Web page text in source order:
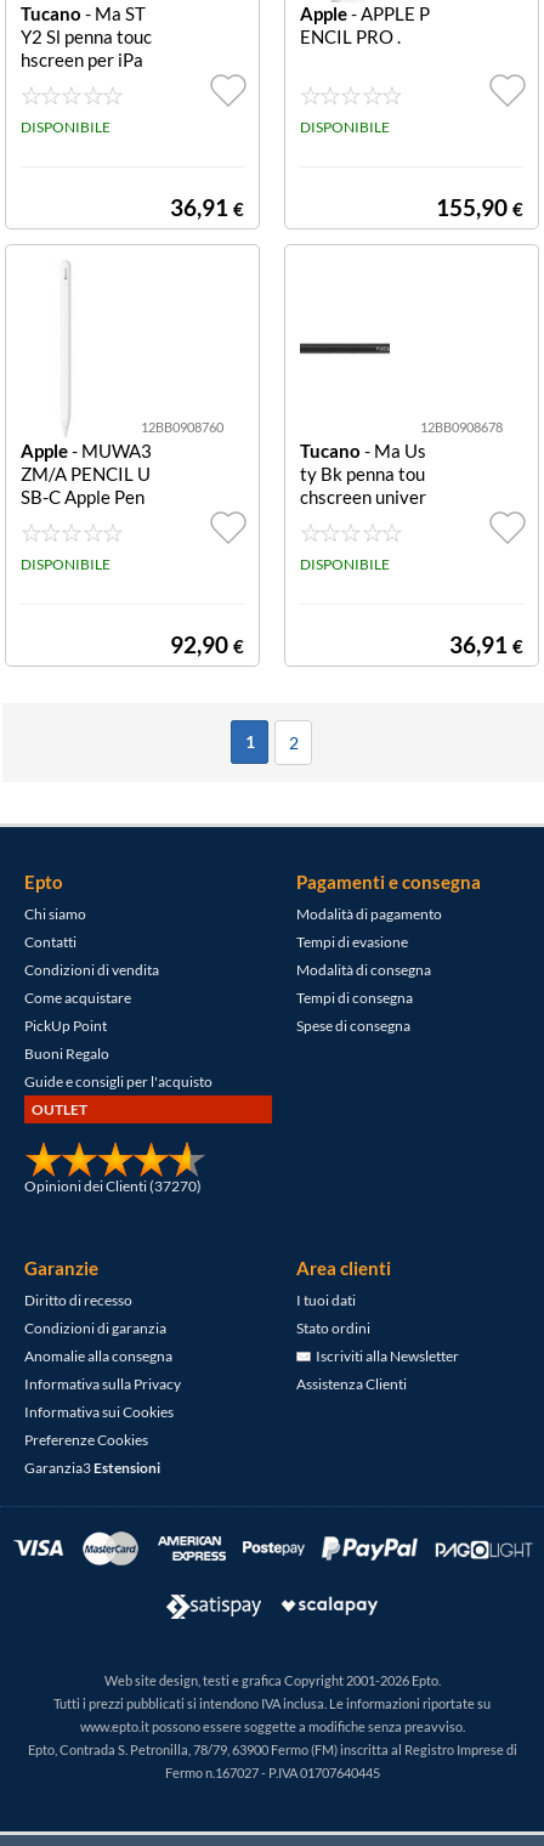
Tucano - Ma ST
Y2 Sl penna touc
hscreen per iPa
d 2
DISPONIBILE
36,91 €
Apple- APPLE P
ENCIL PRO .
DISPONIBILE
155,90 €
12BB0908760
Apple- MUWA3
ZM/A PENCIL U
SB-C Apple Pen
cil (USB-C)
DISPONIBILE
92,90 €
12BB0908678
Tucano - Ma Us
ty Bk penna tou
chscreen univer
sale Universal
DISPONIBILE
36,91 €
1 2
Epto
Chi siamo
Contatti
Condizioni di vendita
Come acquistare
PickUp Point
Buoni Regalo
Guide e consigli per l'acquisto
OUTLET
Opinioni dei Clienti (37270)
Pagamenti e consegna
Modalità di pagamento
Tempi di evasione
Modalità di consegna
Tempi di consegna
Spese di consegna
Garanzie
Diritto di recesso
Condizioni di garanzia
Anomalie alla consegna
Informativa sulla Privacy
Informativa sui Cookies
Preferenze Cookies
Garanzia3Estensioni
Area clienti
I tuoi dati
Stato ordini
Iscriviti alla Newsletter
Assistenza Clienti
Web site design, testi e grafica Copyright 2001-2026 Epto.
Tutti i prezzi pubblicati si intendono IVA inclusa. Le informazioni riportate su
www.epto.it possono essere soggette a modifiche senza preavviso.
Epto, Contrada S. Petronilla, 78/79, 63900 Fermo (FM) inscritta al Registro Imprese di
Fermo n.167027 - P.IVA 01707640445